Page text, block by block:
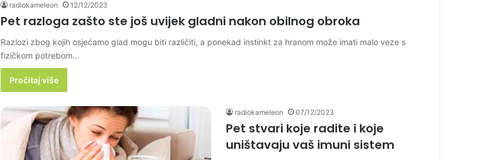
radiokameleon 12/12/2023
Pet razloga zašto ste još uvijek gladni nakon obilnog obroka
Razlozi zbog kojih osjećamo glad mogu biti različiti, a ponekad instinkt za hranom može imati malo veze s
fizičkom potrebom…
Pročitaj više
radiokameleon 07/12/2023
Pet stvari koje radite i koje
uništavaju vaš imuni sistem